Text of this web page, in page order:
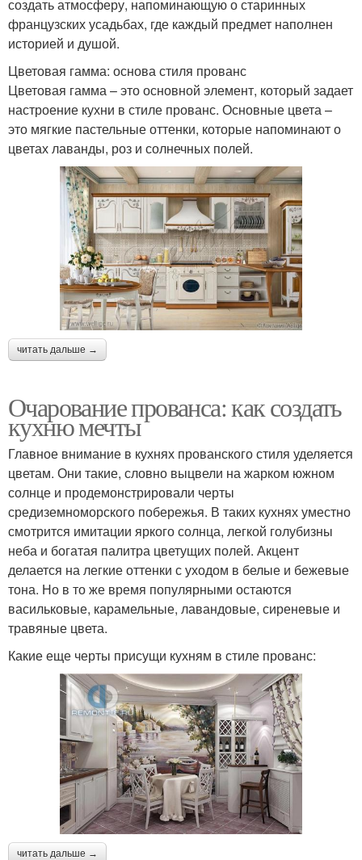
создать атмосферу, напоминающую о старинных
французских усадьбах, где каждый предмет наполнен
историей и душой.
Цветовая гамма: основа стиля прованс
Цветовая гамма – это основной элемент, который задает
настроение кухни в стиле прованс. Основные цвета –
это мягкие пастельные оттенки, которые напоминают о
цветах лаванды, роз и солнечных полей.
читать дальше →
Очарование прованса: как создать
кухню мечты
Главное внимание в кухнях прованского стиля уделяется
цветам. Они такие, словно выцвели на жарком южном
солнце и продемонстрировали черты
средиземноморского побережья. В таких кухнях уместно
смотрится имитации яркого солнца, легкой голубизны
неба и богатая палитра цветущих полей. Акцент
делается на легкие оттенки с уходом в белые и бежевые
тона. Но в то же время популярными остаются
васильковые, карамельные, лавандовые, сиреневые и
травяные цвета.
Какие еще черты присущи кухням в стиле прованс:
читать дальше →